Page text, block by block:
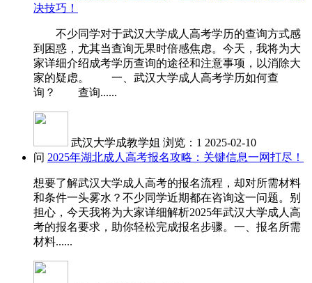
决技巧！
不少同学对于武汉大学成人高考学历的查询方式感
到困惑，尤其当查询无果时倍感焦虑。今天，我将为大
家详细介绍成考学历查询的途径和注意事项，以消除大
家的疑虑。 一、武汉大学成人高考学历如何查
询？ 查询......
武汉大学成教学姐 浏览：1 2025-02-10
问 2025年湖北成人高考报名攻略：关键信息一网打尽！
想要了解武汉大学成人高考的报名流程，却对所需材料
和条件一头雾水？不少同学近期都在咨询这一问题。别
担心，今天我将为大家详细解析2025年武汉大学成人高
考的报名要求，助你轻松完成报名步骤。一、报名所需
材料......